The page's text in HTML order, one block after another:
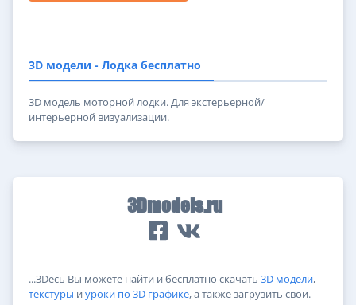
3D модели - Лодка бесплатно
3D модель моторной лодки. Для экстерьерной/
интерьерной визуализации.
3Dmodels.ru
...3Dесь Вы можете найти и бесплатно скачать 3D модели,
текстуры и уроки по 3D графике, а также загрузить свои.